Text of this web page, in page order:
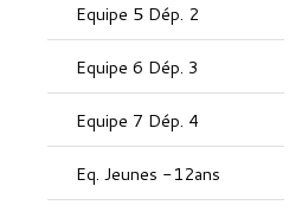
Equipe 5 Dép. 2
Equipe 6 Dép. 3
Equipe 7 Dép. 4
Eq. Jeunes -12ans